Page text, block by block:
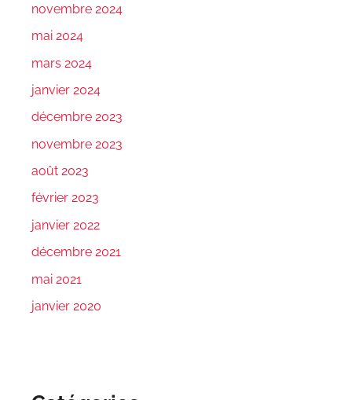
novembre 2024
mai 2024
mars 2024
janvier 2024
décembre 2023
novembre 2023
août 2023
février 2023
janvier 2022
décembre 2021
mai 2021
janvier 2020